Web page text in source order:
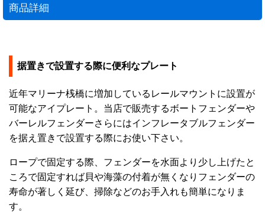
商品詳細
据置きで設置する際に便利なプレート
近年マリーナ桟橋に増加しているレールマウントに設置が
可能なアイプレート。当店で販売するボートフェンダーや
バーレルフェンダーさらにはインフレータブルフェンダー
を据え置きで設置する際にお使い下さい。
ロープで固定する際、フェンダーを水面より少し上げたと
ころで固定すれば貝や海藻の付着が無くなりフェンダーの
寿命が著しく延び、掃除などのお手入れも簡単になりま
す。